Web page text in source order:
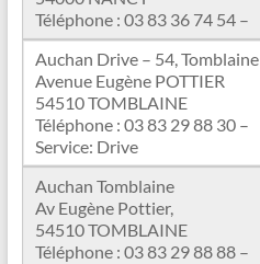
Téléphone : 03 83 36 74 54 –
Auchan Drive – 54, Tomblaine
Avenue Eugène POTTIER
54510 TOMBLAINE
Téléphone : 03 83 29 88 30 –
Service: Drive
Auchan Tomblaine
Av Eugène Pottier,
54510 TOMBLAINE
Téléphone : 03 83 29 88 88 –